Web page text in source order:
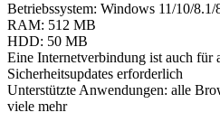
Betriebssystem: Windows 11/10/8.1/
RAM: 512 MB
HDD: 50 MB
Eine Internetverbindung ist auch für
Sicherheitsupdates erforderlich
Unterstützte Anwendungen: alle
viele mehr